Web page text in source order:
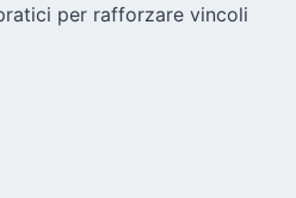
per rafforzare vincoli